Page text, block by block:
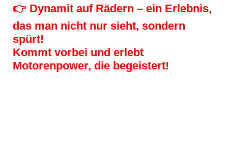
👉 Dynamit auf Rädern – ein Erlebnis,
das man nicht nur sieht, sondern
spürt!
Kommt vorbei und erlebt
Motorenpower, die begeistert!